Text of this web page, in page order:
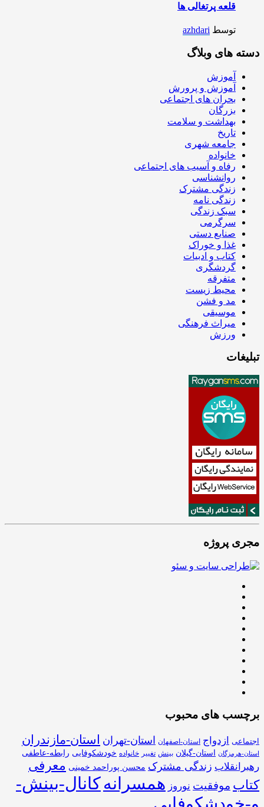
قلعه پرتغالی ها
توسط azhdari
دسته های وبلاگ
آموزش
آموزش و پرورش
بحران های اجتماعی
بزرگان
بهداشت و سلامت
تاریخ
جامعه شهری
خانواده
رفاه و آسیب های اجتماعی
روانشناسی
زندگی مشترک
زندگی نامه
سبک زندگی
سرگرمی
صنایع دستی
غذا و خوراک
کتاب و ادبیات
گردشگری
متفرقه
محیط زیست
مد و فشن
موسیقی
میراث فرهنگی
ورزش
تبلیغات
مجری پروژه
برچسب های محبوب
اجتماعی ازدواج استان-اصفهان استان-تهران استان-مازندران
استان-هرمزگان استان-گیلان بینش تغییر خانواده خودشکوفایی رابطه-عاطفی
رهبرانقلاب زندگی مشترک محسن پوراحمد خمینی معرفی
کتاب موفقیت نوروز همسرانهکانال-بینش-